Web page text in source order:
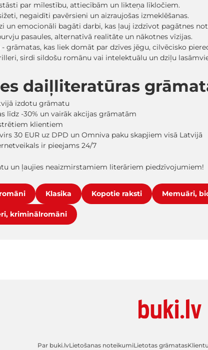
par mīlestību, attiecībām un likteņa līkločiem.
negaidīti pavērsieni un aizraujošas izmeklēšanas.
un emocionāli bagāti darbi, kas ļauj izdzīvot pagātnes
pasaules, alternatīvā realitāte un nākotnes vīzijas.
grāmatas, kas liek domāt par dzīves jēgu, cilvēcisko
sirdi sildošu romānu vai intelektuālu un dziļu
daiļliteratūras
izdotu grāmatu
līdz -30% un vairāk akcijas grāmatām
klientiem
30 EUR uz DPD un Omniva paku skapjiem visā Latvijā
ir pieejams 24/7
un ļaujies neaizmirstamiem literāriem piedzīvojumiem!
Klasika Kopotie raksti Memuāri,
kriminālromāni
Par buki.lvLietošanas noteikumiLietotas grāmatas